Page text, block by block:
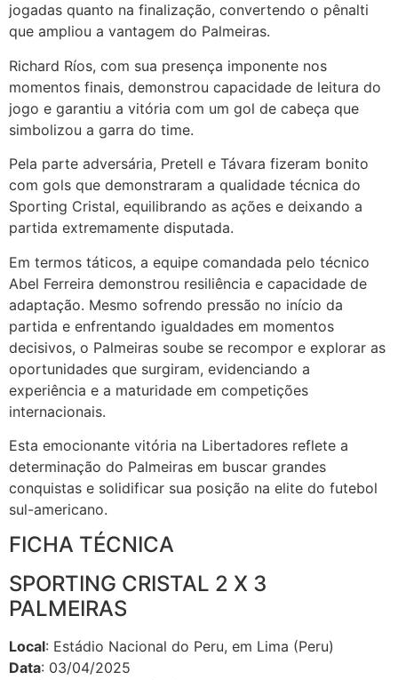
jogadas quanto na finalização, convertendo o pênalti
que ampliou a vantagem do Palmeiras.
Richard Ríos, com sua presença imponente nos
momentos finais, demonstrou capacidade de leitura do
jogo e garantiu a vitória com um gol de cabeça que
simbolizou a garra do time.
Pela parte adversária, Pretell e Távara fizeram bonito
com gols que demonstraram a qualidade técnica do
Sporting Cristal, equilibrando as ações e deixando a
partida extremamente disputada.
Em termos táticos, a equipe comandada pelo técnico
Abel Ferreira demonstrou resiliência e capacidade de
adaptação. Mesmo sofrendo pressão no início da
partida e enfrentando igualdades em momentos
decisivos, o Palmeiras soube se recompor e explorar as
oportunidades que surgiram, evidenciando a
experiência e a maturidade em competições
internacionais.
Esta emocionante vitória na Libertadores reflete a
determinação do Palmeiras em buscar grandes
conquistas e solidificar sua posição na elite do futebol
sul-americano.
FICHA TÉCNICA
SPORTING CRISTAL 2 X 3
PALMEIRAS
Local: Estádio Nacional do Peru, em Lima (Peru)
Data: 03/04/2025